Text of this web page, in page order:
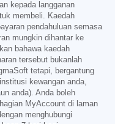
kepada langganan
membeli. Kaedah
pendahuluan semasa
mungkin dihantar ke
bahawa kaedah
tersebut bukanlah
tetapi, bergantung
kewangan anda,
anda). Anda boleh
MyAccount di laman
menghubungi